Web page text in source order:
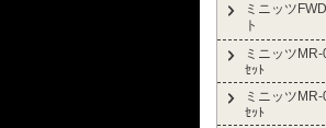
ミニッツ
ト
ミニッツMR-
ｾｯﾄ
ミニッツMR-
ｾｯﾄ